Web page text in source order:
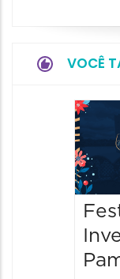
VOCÊ